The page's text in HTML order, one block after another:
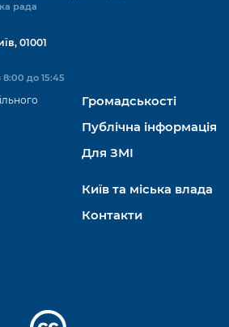
рада
01001
8:00 до 15:45
Громадськості
Публічна інформація
Для ЗМІ
Київ та міська влада
Контакти